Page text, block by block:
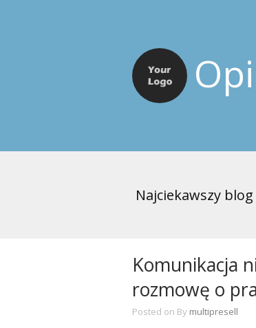
Najciekawszy
Komunikacja
rozmowę o
Posted on By multipresell